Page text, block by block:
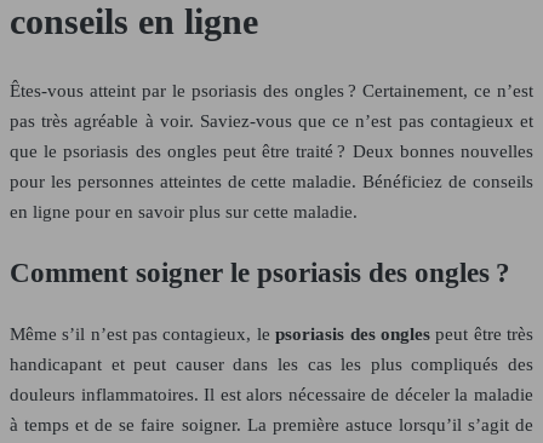
conseils en ligne
Êtes-vous atteint par le psoriasis des ongles ? Certainement, ce n’est
pas très agréable à voir. Saviez-vous que ce n’est pas contagieux et
que le psoriasis des ongles peut être traité ? Deux bonnes nouvelles
pour les personnes atteintes de cette maladie. Bénéficiez de conseils
en ligne pour en savoir plus sur cette maladie.
Comment soigner le psoriasis des ongles ?
Même s’il n’est pas contagieux, lepsoriasis des onglespeut être très
handicapant et peut causer dans les cas les plus compliqués des
douleurs inflammatoires. Il est alors nécessaire de déceler la maladie
à temps et de se faire soigner. La première astuce lorsqu’il s’agit de